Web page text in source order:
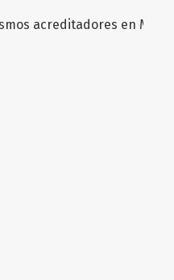
acreditadores en México